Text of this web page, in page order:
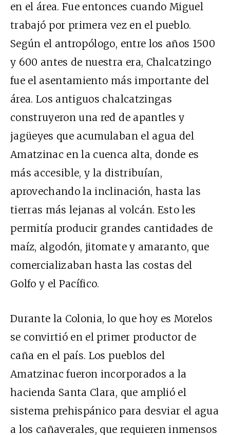
en el área. Fue entonces cuando Miguel
trabajó por primera vez en el pueblo.
Según el antropólogo, entre los años 1500
y 600 antes de nuestra era, Chalcatzingo
fue el asentamiento más importante del
área. Los antiguos chalcatzingas
construyeron una red de apantles y
jagüeyes que acumulaban el agua del
Amatzinac en la cuenca alta, donde es
más accesible, y la distribuían,
aprovechando la inclinación, hasta las
tierras más lejanas al volcán. Esto les
permitía producir grandes cantidades de
maíz, algodón, jitomate y amaranto, que
comercializaban hasta las costas del
Golfo y el Pacífico.
Durante la Colonia, lo que hoy es Morelos
se convirtió en el primer productor de
caña en el país. Los pueblos del
Amatzinac fueron incorporados a la
hacienda Santa Clara, que amplió el
sistema prehispánico para desviar el agua
a los cañaverales, que requieren inmensos